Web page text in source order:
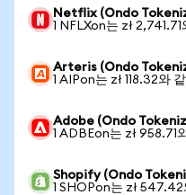
Netflix (Ondo
1 NFLXon는 zł 2,741.71
Arteris (Ondo
1 AIPon는 zł 118.32와
Adobe (Ondo
1 ADBEon는 zł 958.71
Shopify (Ondo
1 SHOPon는 zł 547.42